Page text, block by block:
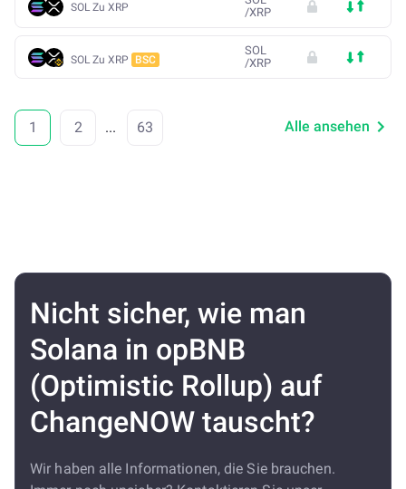
SOL Zu XRP
/XRP
SOL Zu XRP BSC
SOL
/XRP
1 2 ... 63 Alle ansehen
Nicht sicher, wie man
Solana in opBNB
(Optimistic Rollup) auf
ChangeNOW tauscht?
Wir haben alle Informationen, die Sie brauchen.